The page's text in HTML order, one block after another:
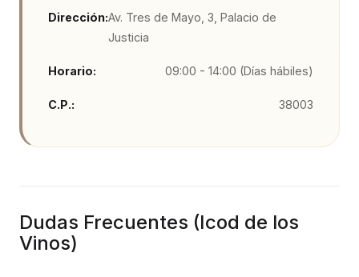
Dirección:Av. Tres de Mayo, 3, Palacio de
Justicia
Horario: 09:00 - 14:00 (Días hábiles)
C.P.: 38003
Dudas Frecuentes (Icod de los
Vinos)